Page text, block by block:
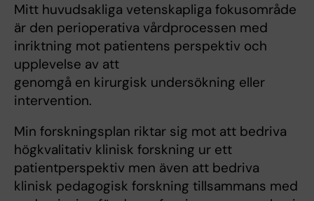
Mitt huvudsakliga vetenskapliga fokusområde
är den perioperativa vårdprocessen med
inriktning mot patientens perspektiv och
upplevelse av att
genomgå en kirurgisk undersökning eller
intervention.
Min forskningsplan riktar sig mot att bedriva
högkvalitativ klinisk forskning ur ett
patientperspektiv men även att bedriva
klinisk pedagogisk forskning tillsammans med